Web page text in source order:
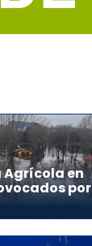
Agrícola en
por